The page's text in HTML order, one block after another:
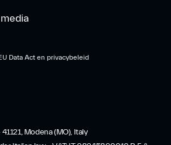
Data Act en privacybeleid
Modena (MO), Italy